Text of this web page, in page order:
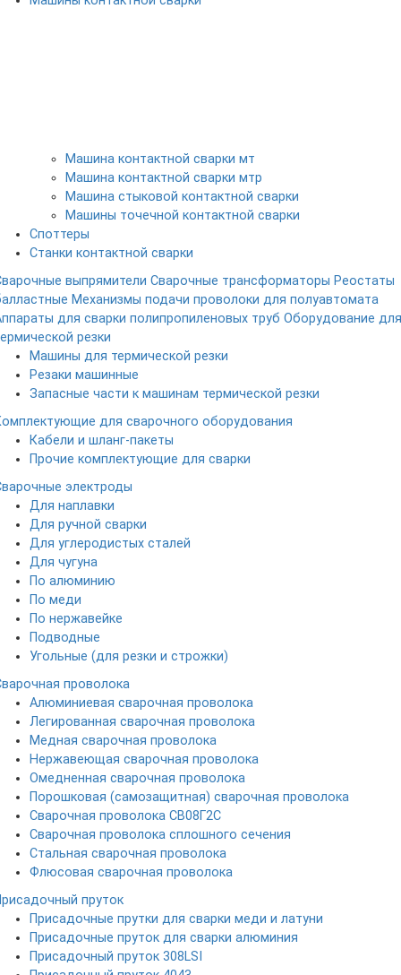
Машина контактной сварки мт
Машина контактной сварки мтр
Машина стыковой контактной сварки
Машины точечной контактной сварки
Споттеры
Станки контактной сварки
выпрямители Сварочные трансформаторы Реостаты
Механизмы подачи проволоки для полуавтомата
для сварки полипропиленовых труб Оборудование для
резки
Машины для термической резки
Резаки машинные
Запасные части к машинам термической резки
для сварочного оборудования
Кабели и шланг-пакеты
Прочие комплектующие для сварки
электроды
Для наплавки
Для ручной сварки
Для углеродистых сталей
Для чугуна
По алюминию
По меди
По нержавейке
Подводные
Угольные (для резки и строжки)
проволока
Алюминиевая сварочная проволока
Легированная сварочная проволока
Медная сварочная проволока
Нержавеющая сварочная проволока
Омедненная сварочная проволока
Порошковая (самозащитная) сварочная проволока
Сварочная проволока СВ08Г2С
Сварочная проволока сплошного сечения
Стальная сварочная проволока
Флюсовая сварочная проволока
пруток
Присадочные прутки для сварки меди и латуни
Присадочные пруток для сварки алюминия
Присадочный пруток 308LSI